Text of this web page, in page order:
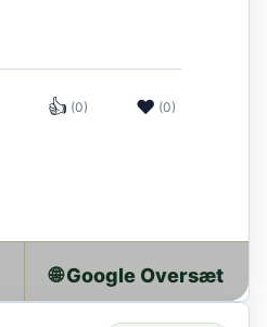
👍 (0) ❤ (0)
🌐 Google Oversæt